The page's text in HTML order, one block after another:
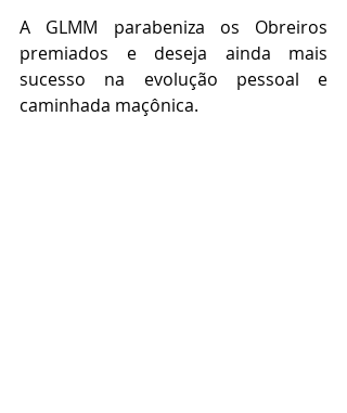
A GLMM parabeniza os Obreiros
premiados e deseja ainda mais
sucesso na evolução pessoal e
caminhada maçônica.